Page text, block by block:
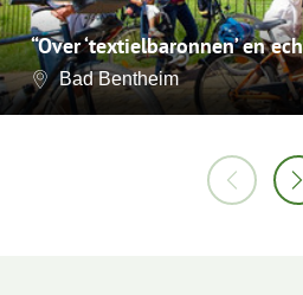
“Over ‘textielbaronnen’ en
Bad Bentheim